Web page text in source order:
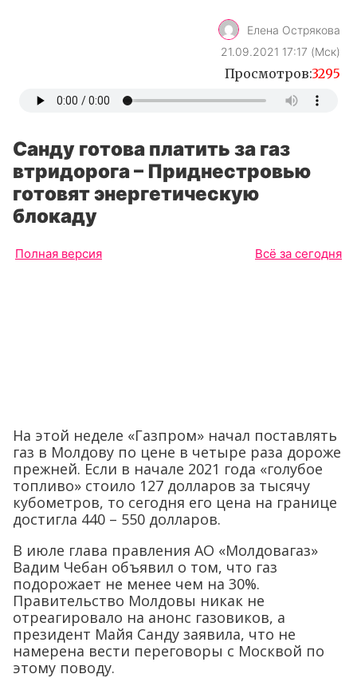
Елена Острякова
21.09.2021 17:17 (Мск)
Просмотров:3295
Санду готова платить за газ
втридорога – Приднестровью
готовят энергетическую
блокаду
Полная версия Всё за сегодня
На этой неделе «Газпром» начал поставлять
газ в Молдову по цене в четыре раза дороже
прежней. Если в начале 2021 года «голубое
топливо» стоило 127 долларов за тысячу
кубометров, то сегодня его цена на границе
достигла 440 – 550 долларов.
В июле глава правления АО «Молдовагаз»
Вадим Чебан объявил о том, что газ
подорожает не менее чем на 30%.
Правительство Молдовы никак не
отреагировало на анонс газовиков, а
президент Майя Санду заявила, что не
намерена вести переговоры с Москвой по
этому поводу.